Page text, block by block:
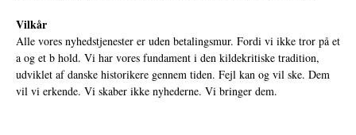
Vilkår
Alle vores nyhedstjenester er uden betalingsmur. Fordi vi ikke tror på et
a og et b hold. Vi har vores fundament i den kildekritiske tradition,
udviklet af danske historikere gennem tiden. Fejl kan og vil ske. Dem
vil vi erkende. Vi skaber ikke nyhederne. Vi bringer dem.